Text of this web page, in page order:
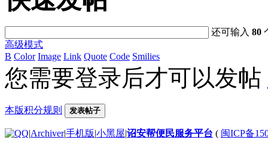
还可输入80
高级模式
B Color Image Link Quote Code Smilies
您需要登录后才可以发帖
本版积分规则 发表帖子
|Archiver|手机版|小黑屋|诏安帮便民服务平台 ( 闽ICP备